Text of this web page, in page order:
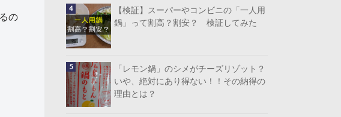
の
【検証】スーパーやコンビニの「一人用
鍋」って割高？割安？ 検証してみた
「レモン鍋」のシメがチーズリゾット？
いや、絶対にあり得ない！！その納得の
理由とは？